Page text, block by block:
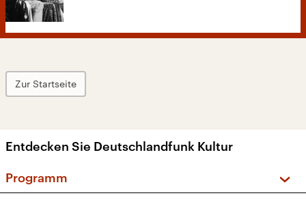
Zur Startseite
Entdecken Sie Deutschlandfunk Kultur
Programm